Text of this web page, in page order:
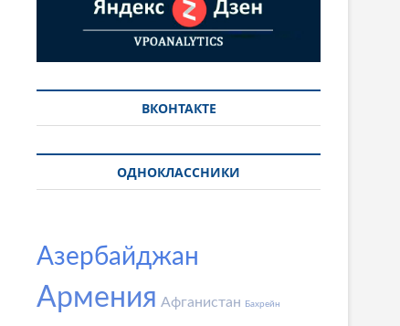
ВКОНТАКТЕ
ОДНОКЛАССНИКИ
Азербайджан
Армения Афганистан Бахрейн